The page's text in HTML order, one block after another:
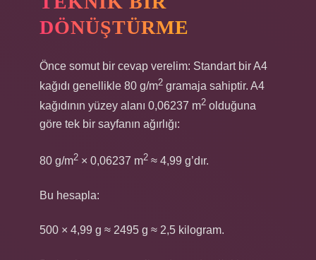
DÖNÜŞTÜRME
Önce somut bir cevap verelim: Standart bir A4
kağıdı genellikle 80 g/m2 gramaja sahiptir. A4
kağıdının yüzey alanı 0,06237 m2 olduğuna
göre tek bir sayfanın ağırlığı:
80 g/m2 × 0,06237 m2 ≈ 4,99 g’dır.
Bu hesapla:
500 × 4,99 g ≈ 2495 g ≈ 2,5 kilogram.